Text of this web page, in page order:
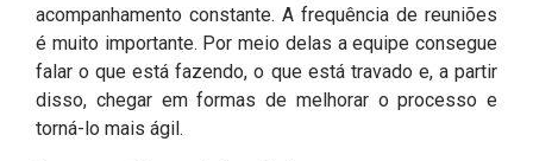
acompanhamento constante. A frequência de reuniões
é muito importante. Por meio delas a equipe consegue
falar o que está fazendo, o que está travado e, a partir
disso, chegar em formas de melhorar o processo e
torná-lo mais ágil.